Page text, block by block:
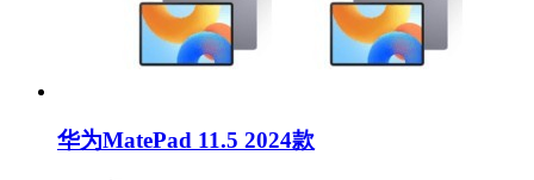
华为MatePad 11.5 2024款